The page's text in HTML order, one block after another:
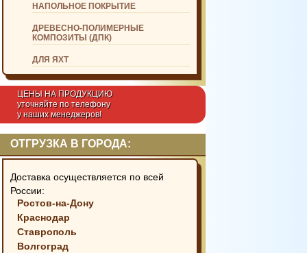
НАПОЛЬНОЕ ПОКРЫТИЕ
ДРЕВЕСНО-ПОЛИМЕРНЫЕ
КОМПОЗИТЫ (ДПК)
ДЛЯ ЯХТ
ЦЕНЫ НА ПРОДУКЦИЮ
уточняйте по телефону
у наших менеджеров!
ОТГРУЗКА В ГОРОДА:
Доставка осуществляется по всей
России:
Ростов-на-Дону
Краснодар
Ставрополь
Волгоград